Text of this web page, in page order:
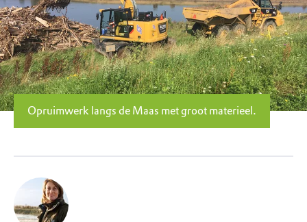
Opruimwerk langs de Maas met groot materieel.